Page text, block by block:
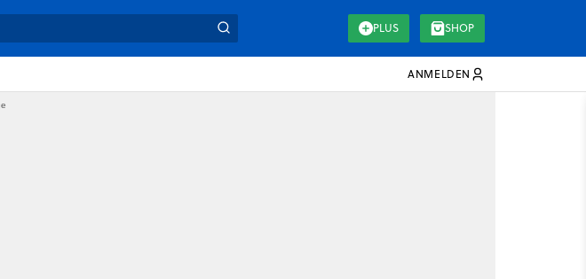
PLUS SHOP
ANMELDEN